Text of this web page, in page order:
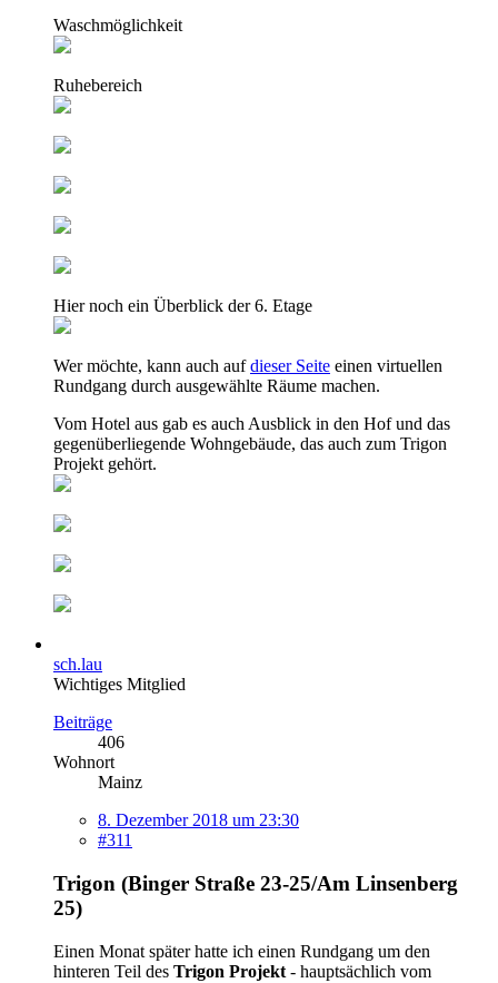
Waschmöglichkeit
Ruhebereich
Hier noch ein Überblick der 6. Etage
Wer möchte, kann auch aufdieser Seite einen virtuellen
Rundgang durch ausgewählte Räume machen.
Vom Hotel aus gab es auch Ausblick in den Hof und das
gegenüberliegende Wohngebäude, das auch zum Trigon
Projekt gehört.
sch.lau
Wichtiges Mitglied
Beiträge
406
Wohnort
Mainz
8. Dezember 2018 um 23:30
#311
Trigon (Binger Straße 23-25/Am Linsenberg
25)
Einen Monat später hatte ich einen Rundgang um den
hinteren Teil des Trigon Projekt - hauptsächlich vom